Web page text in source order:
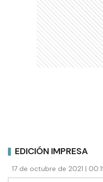
EDICIÓN IMPRESA
17 de octubre de 2021 |